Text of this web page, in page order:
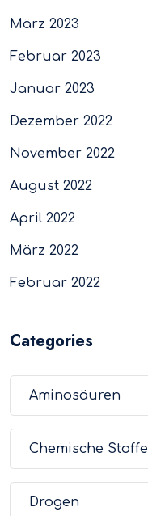
März 2023
Februar 2023
Januar 2023
Dezember 2022
November 2022
August 2022
April 2022
März 2022
Februar 2022
Categories
Aminosäuren
Chemische Stoffe
Drogen